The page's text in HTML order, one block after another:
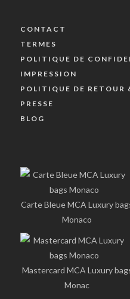
CONTACT
TERMES
POLITIQUE DE
IMPRESSION
POLITIQUE DE RETOUR
PRESSE
BLOG
Carte Bleue MCA Luxury
Monaco
Mastercard MCA Luxury
Monac